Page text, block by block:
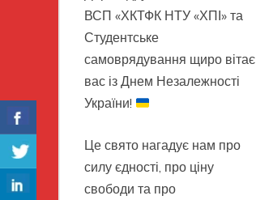
ВСП «ХКТФК НТУ «ХПІ» та
Студентське
самоврядування щиро вітає
вас із Днем Незалежності
України!
Це свято нагадує нам про
силу єдності, про ціну
свободи та про